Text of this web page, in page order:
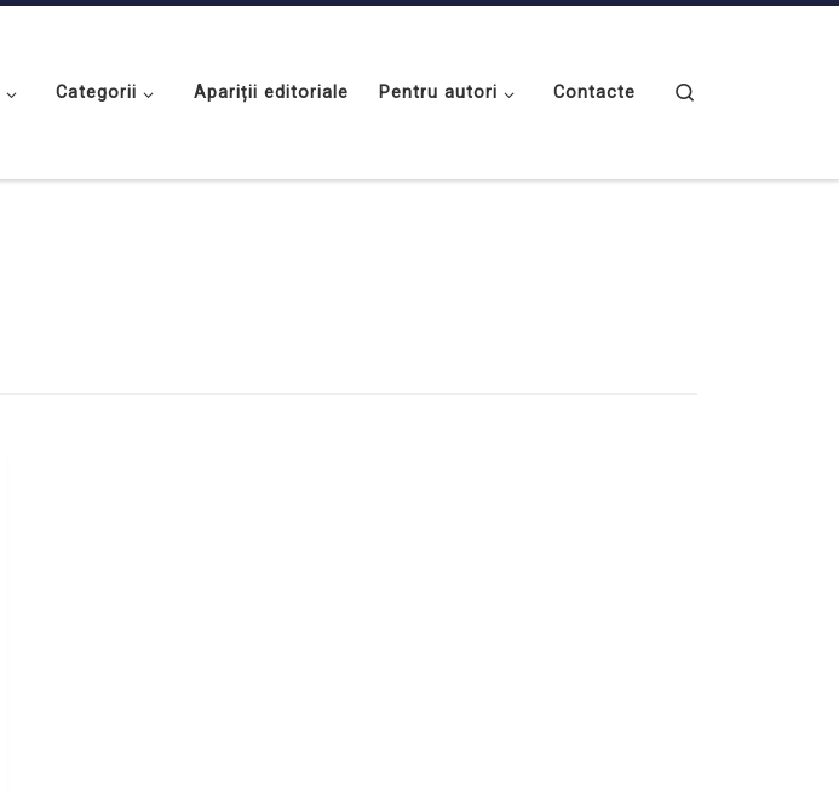
Categorii Apariții editoriale Pentru autori Contacte